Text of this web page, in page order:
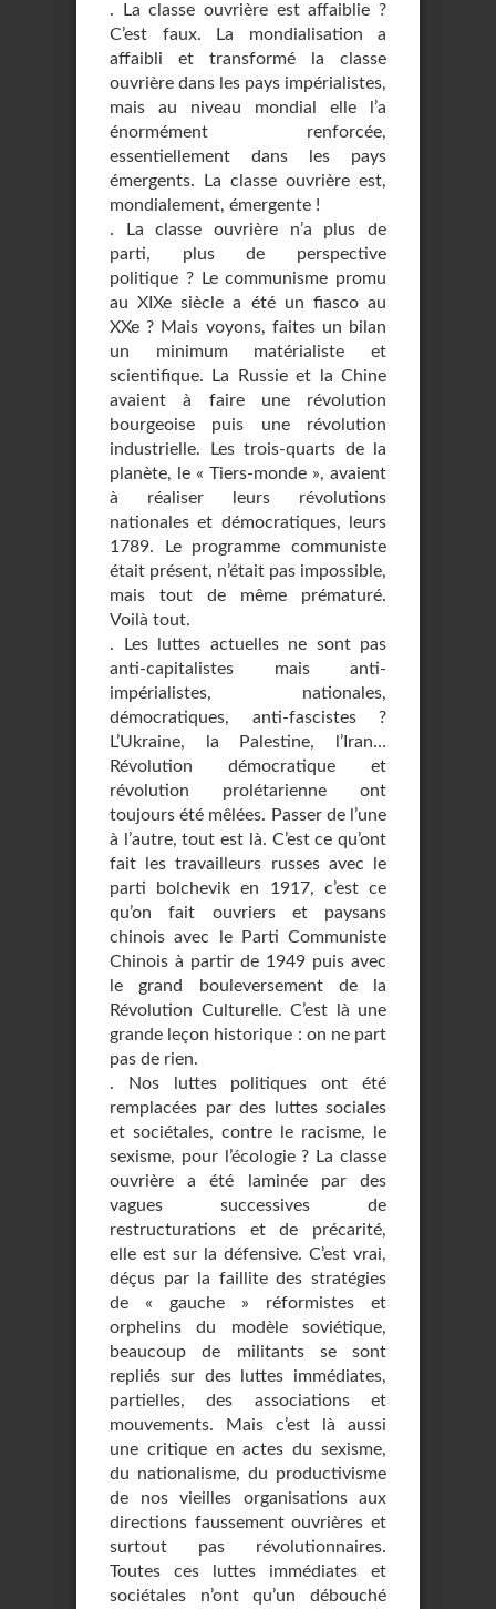
. La classe ouvrière est affaiblie ?
C’est faux. La mondialisation a
affaibli et transformé la classe
ouvrière dans les pays impérialistes,
mais au niveau mondial elle l’a
énormément renforcée,
essentiellement dans les pays
émergents. La classe ouvrière est,
mondialement, émergente !
. La classe ouvrière n’a plus de
parti, plus de perspective
politique ? Le communisme promu
au XIXe siècle a été un fiasco au
XXe ? Mais voyons, faites un bilan
un minimum matérialiste et
scientifique. La Russie et la Chine
avaient à faire une révolution
bourgeoise puis une révolution
industrielle. Les trois-quarts de la
planète, le « Tiers-monde », avaient
à réaliser leurs révolutions
nationales et démocratiques, leurs
1789. Le programme communiste
était présent, n’était pas impossible,
mais tout de même prématuré.
Voilà tout.
. Les luttes actuelles ne sont pas
anti-capitalistes mais anti-
impérialistes, nationales,
démocratiques, anti-fascistes ?
L’Ukraine, la Palestine, l’Iran…
Révolution démocratique et
révolution prolétarienne ont
toujours été mêlées. Passer de l’une
à l’autre, tout est là. C’est ce qu’ont
fait les travailleurs russes avec le
parti bolchevik en 1917, c’est ce
qu’on fait ouvriers et paysans
chinois avec le Parti Communiste
Chinois à partir de 1949 puis avec
le grand bouleversement de la
Révolution Culturelle. C’est là une
grande leçon historique : on ne part
pas de rien.
. Nos luttes politiques ont été
remplacées par des luttes sociales
et sociétales, contre le racisme, le
sexisme, pour l’écologie ? La classe
ouvrière a été laminée par des
vagues successives de
restructurations et de précarité,
elle est sur la défensive. C’est vrai,
déçus par la faillite des stratégies
de « gauche » réformistes et
orphelins du modèle soviétique,
beaucoup de militants se sont
repliés sur des luttes immédiates,
partielles, des associations et
mouvements. Mais c’est là aussi
une critique en actes du sexisme,
du nationalisme, du productivisme
de nos vieilles organisations aux
directions faussement ouvrières et
surtout pas révolutionnaires.
Toutes ces luttes immédiates et
sociétales n’ont qu’un débouché